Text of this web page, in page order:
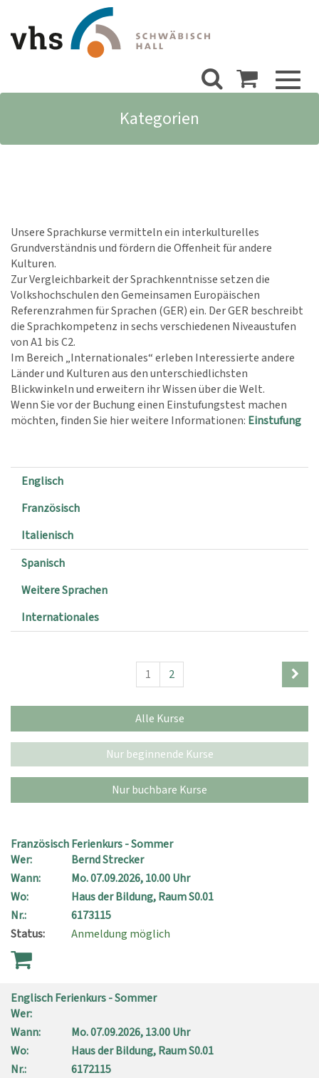
Kategorien
Unsere Sprachkurse vermitteln ein interkulturelles
Grundverständnis und fördern die Offenheit für andere
Kulturen.
Zur Vergleichbarkeit der Sprachkenntnisse setzen die
Volkshochschulen den Gemeinsamen Europäischen
Referenzrahmen für Sprachen (GER) ein. Der GER beschreibt
die Sprachkompetenz in sechs verschiedenen Niveaustufen
von A1 bis C2.
Im Bereich „Internationales“ erleben Interessierte andere
Länder und Kulturen aus den unterschiedlichsten
Blickwinkeln und erweitern ihr Wissen über die Welt.
Wenn Sie vor der Buchung einen Einstufungstest machen
möchten, finden Sie hier weitere Informationen: Einstufung
Englisch
Französisch
Italienisch
Spanisch
Weitere Sprachen
Internationales
1 2
Alle Kurse
Nur beginnende Kurse
Nur buchbare Kurse
Französisch Ferienkurs - Sommer
Wer:
Bernd Strecker
Wann:
Mo.07.09.2026, 10.00 Uhr
Wo:
Haus der Bildung, Raum S0.01
Nr.:
6173115
Status:
Anmeldung möglich
Englisch Ferienkurs - Sommer
Wer:
Wann:
Mo.07.09.2026, 13.00 Uhr
Wo:
Haus der Bildung, Raum S0.01
Nr.:
6172115